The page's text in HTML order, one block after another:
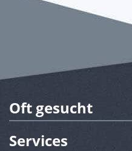
Oft gesucht
Services